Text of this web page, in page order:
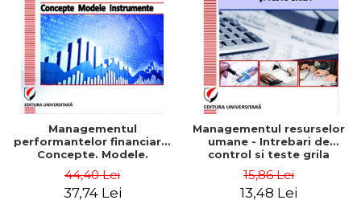
Managementul
performantelor financiare.
Concepte. Modele.
44,40 Lei
37,74 Lei
Managementul resurselor
umane - Intrebari de
control si teste grila
15,86 Lei
13,48 Lei